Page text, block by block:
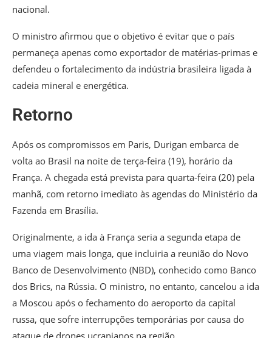
nacional.
O ministro afirmou que o objetivo é evitar que o país
permaneça apenas como exportador de matérias-primas e
defendeu o fortalecimento da indústria brasileira ligada à
cadeia mineral e energética.
Retorno
Após os compromissos em Paris, Durigan embarca de
volta ao Brasil na noite de terça-feira (19), horário da
França. A chegada está prevista para quarta-feira (20) pela
manhã, com retorno imediato às agendas do Ministério da
Fazenda em Brasília.
Originalmente, a ida à França seria a segunda etapa de
uma viagem mais longa, que incluiria a reunião do Novo
Banco de Desenvolvimento (NBD), conhecido como Banco
dos Brics, na Rússia. O ministro, no entanto, cancelou a ida
a Moscou após o fechamento do aeroporto da capital
russa, que sofre interrupções temporárias por causa do